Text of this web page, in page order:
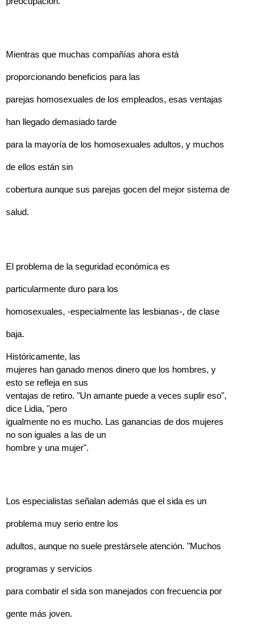
Mientras que muchas compañías ahora está
proporcionando beneficios para las
parejas homosexuales de los empleados, esas ventajas
han llegado demasiado tarde
para la mayoría de los homosexuales adultos, y muchos
de ellos están sin
cobertura aunque sus parejas gocen del mejor sistema de
salud.
El problema de la seguridad económica es
particularmente duro para los
homosexuales, -especialmente las lesbianas-, de clase
baja.
Históricamente, las
mujeres han ganado menos dinero que los hombres, y
esto se refleja en sus
ventajas de retiro. "Un amante puede a veces suplir eso",
dice Lidia, "pero
igualmente no es mucho. Las ganancias de dos mujeres
no son iguales a las de un
hombre y una mujer".
Los especialistas señalan además que el sida es un
problema muy serio entre los
adultos, aunque no suele prestársele atención. "Muchos
programas y servicios
para combatir el sida son manejados con frecuencia por
gente más joven.